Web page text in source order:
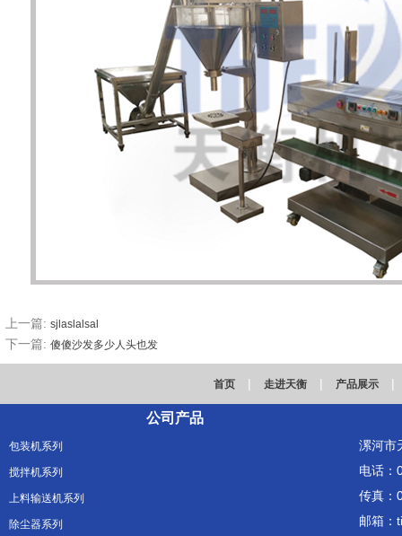
上一篇: sjlaslalsal
下一篇: 傻傻沙发多少人头也发
首页 | 走进天衡 | 产品展示 |
公司产品
包装机系列
搅拌机系列
上料输送机系列
除尘器系列
漯河市
电话：
传真：
邮箱：